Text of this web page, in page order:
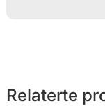
Relaterte